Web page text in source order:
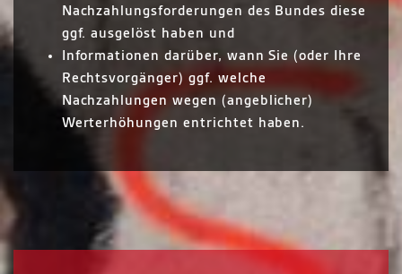
Nachzahlungsforderungen des Bundes diese
ggf. ausgelöst haben und
Informationen darüber, wann Sie (oder Ihre
Rechtsvorgänger) ggf. welche
Nachzahlungen wegen (angeblicher)
Werterhöhungen entrichtet haben.